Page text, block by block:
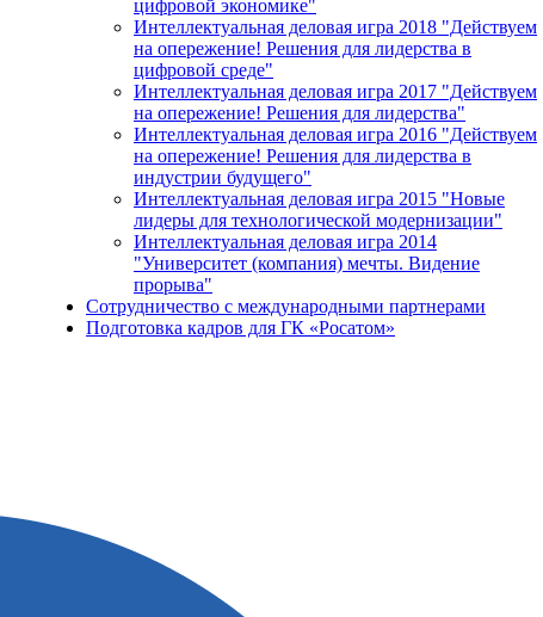
цифровой экономике"
Интеллектуальная деловая игра 2018 "Действуем
на опережение! Решения для лидерства в
цифровой среде"
Интеллектуальная деловая игра 2017 "Действуем
на опережение! Решения для лидерства"
Интеллектуальная деловая игра 2016 "Действуем
на опережение! Решения для лидерства в
индустрии будущего"
Интеллектуальная деловая игра 2015 "Новые
лидеры для технологической модернизации"
Интеллектуальная деловая игра 2014
"Университет (компания) мечты. Видение
прорыва"
Сотрудничество с международными партнерами
Подготовка кадров для ГК «Росатом»